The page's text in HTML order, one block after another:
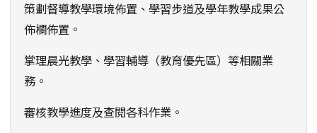
策劃督導教學環境佈置、學習步道及學年教學成果公
佈欄佈置。
掌理晨光教學、學習輔導（教育優先區）等相關業
務。
審核教學進度及查閱各科作業。